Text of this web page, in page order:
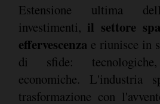
Estensione ultima
investimenti, il settore
effervescenza e riunisce in
di sfide: tecnologiche,
economiche. L'industria
trasformazione con